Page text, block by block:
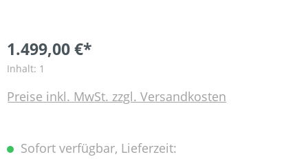
1.499,00 €*
Inhalt: 1
Preise inkl. MwSt. zzgl. Versandkosten
Sofort verfügbar, Lieferzeit: